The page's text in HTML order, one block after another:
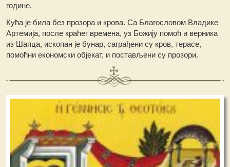
године.
Кућа је била без прозора и крова. Са Благословом Владике
Артемија, после краћег времена, уз Божију помоћ и верника
из Шапца, ископан је бунар, саграђени су кров, терасе,
помоћни економски објекат, и постављени су прозори.